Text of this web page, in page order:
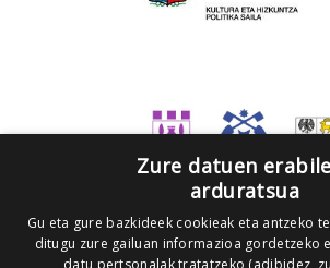
Zure datuen
arduratsua
Gu eta gure bazkideek cookieak eta antzeko
ditugu zure gailuan informazioa gordetzeko
datu pertsonalak tratatzeko (adibidez,